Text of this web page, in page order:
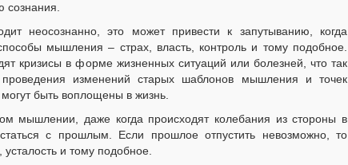
сознания.
неосознанно, это может привести к запутыванию, когда
мышления – страх, власть, контроль и тому подобное.
кризисы в форме жизненных ситуаций или болезней, что так
изменений старых шаблонов мышления и точек
быть воплощены в жизнь.
мышлении, даже когда происходят колебания из стороны в
с прошлым. Если прошлое отпустить невозможно, то
и тому подобное.